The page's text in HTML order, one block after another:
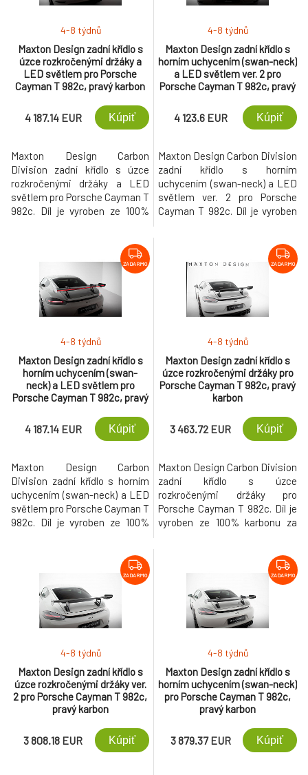
Maxton Design zadní křídlo s
úzce rozkročenými držáky a
LED světlem pro Porsche
Cayman T 982c, pravý karbon
4-8 týdnů
4 187.14 EUR Kúpiť
Maxton Design Carbon
Division zadní křídlo s úzce
rozkročenými držáky a LED
světlem pro Porsche Cayman T
982c. Díl je vyroben ze 100%
procesů zpracování
karbonových vláken.
Maxton Design zadní křídlo s
horním uchycením (swan-neck)
a LED světlem ver. 2 pro
Porsche Cayman T 982c, pravý
4-8 týdnů
4 123.6 EUR Kúpiť
Maxton Design Carbon Division
zadní křídlo s horním
uchycením (swan-neck) a LED
světlem ver. 2 pro Porsche
Cayman T 982c. Díl je vyroben
technologií a procesů
zpracování karbonových vláken.
ZADARMO
Maxton Design zadní křídlo s
horním uchycením (swan-
neck) a LED světlem pro
Porsche Cayman T 982c, pravý
4-8 týdnů
4 187.14 EUR Kúpiť
Maxton Design Carbon
Division zadní křídlo s horním
uchycením (swan-neck) a LED
světlem pro Porsche Cayman T
982c. Díl je vyroben ze 100%
procesů zpracování
ZADARMO
Maxton Design zadní křídlo s
úzce rozkročenými držáky pro
Porsche Cayman T 982c, pravý
karbon
4-8 týdnů
3 463.72 EUR Kúpiť
Maxton Design Carbon Division
zadní křídlo s úzce
rozkročenými držáky pro
Porsche Cayman T 982c. Díl je
vyroben ze 100% karbonu za
zpracování karbonových vláken.
ZADARMO
Maxton Design zadní křídlo s
úzce rozkročenými držáky ver.
2 pro Porsche Cayman T 982c,
pravý karbon
4-8 týdnů
3 808.18 EUR Kúpiť
ZADARMO
Maxton Design zadní křídlo s
horním uchycením (swan-neck)
pro Porsche Cayman T 982c,
pravý karbon
4-8 týdnů
3 879.37 EUR Kúpiť